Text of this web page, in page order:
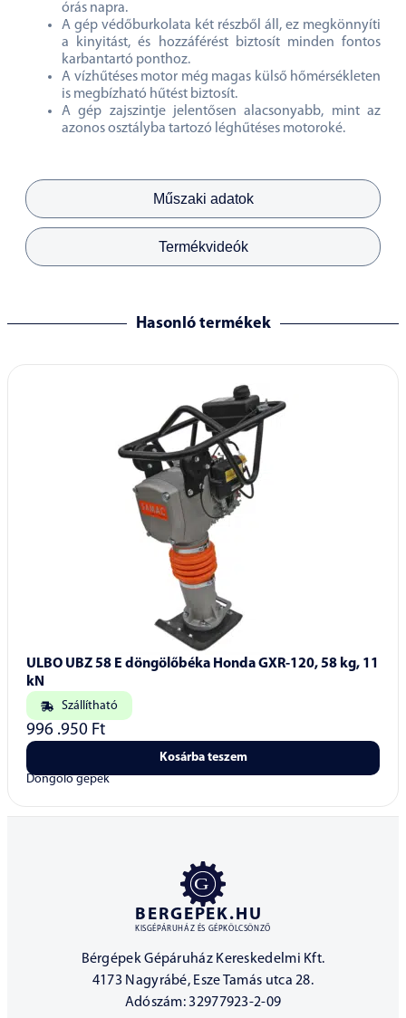
Műszaki adatok
Termékvideók
órás napra.
A gép védőburkolata két részből áll, ez megkönnyíti
a kinyitást, és hozzáférést biztosít minden fontos
karbantartó ponthoz.
A vízhűtéses motor még magas külső hőmérsékleten
is megbízható hűtést biztosít.
A gép zajszintje jelentősen alacsonyabb, mint az
azonos osztályba tartozó léghűtéses motoroké.
Hasonló termékek
ULBO UBZ 58 E döngölőbéka Honda GXR-120, 58 kg, 11
kN
Szállítható
996 .950 Ft
Kosárba teszem
Döngölő gépek
BERGEPEK.HU
KISGÉPÁRUHÁZ ÉS GÉPKÖLCSÖNZŐ
Bérgépek Gépáruház Kereskedelmi Kft.
4173 Nagyrábé, Esze Tamás utca 28.
Adószám: 32977923-2-09